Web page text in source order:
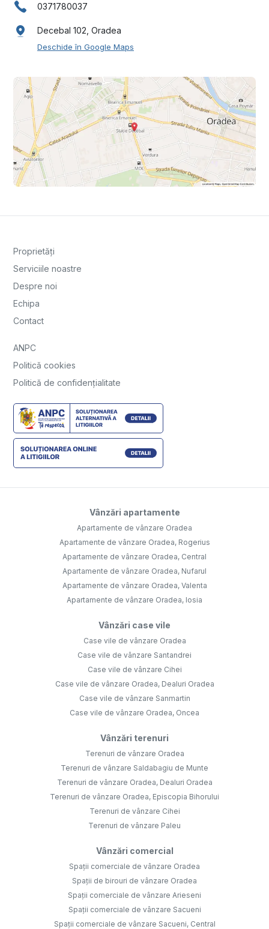
0371780037
Decebal 102, Oradea
Deschide în Google Maps
Proprietăți
Serviciile noastre
Despre noi
Echipa
Contact
ANPC
Politică cookies
Politică de confidențialitate
Vânzări apartamente
Apartamente de vânzare Oradea
Apartamente de vânzare Oradea, Rogerius
Apartamente de vânzare Oradea, Central
Apartamente de vânzare Oradea, Nufarul
Apartamente de vânzare Oradea, Valenta
Apartamente de vânzare Oradea, Iosia
Vânzări case vile
Case vile de vânzare Oradea
Case vile de vânzare Santandrei
Case vile de vânzare Cihei
Case vile de vânzare Oradea, Dealuri Oradea
Case vile de vânzare Sanmartin
Case vile de vânzare Oradea, Oncea
Vânzări terenuri
Terenuri de vânzare Oradea
Terenuri de vânzare Saldabagiu de Munte
Terenuri de vânzare Oradea, Dealuri Oradea
Terenuri de vânzare Oradea, Episcopia Bihorului
Terenuri de vânzare Cihei
Terenuri de vânzare Paleu
Vânzări comercial
Spații comerciale de vânzare Oradea
Spații de birouri de vânzare Oradea
Spații comerciale de vânzare Arieseni
Spații comerciale de vânzare Sacueni
Spații comerciale de vânzare Sacueni, Central